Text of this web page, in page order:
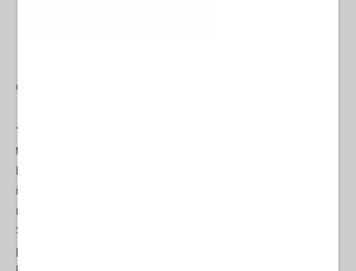
di Francesco Santoianni
“Due milioni di psicopatici in giro. Il governo taglia sulle terapie”
titola a tutta pagina Il
investito otto persone. Ma davvero ci sono in giro, in Italia, due
milioni di psicopatici? Lo abbiamo chiesto al prof. Fabrizio
Starace, presidente della Società italiana di epidemiologia
psichiatrica, che proprio a Modena, dal 2010 al 2024, ha diretto il